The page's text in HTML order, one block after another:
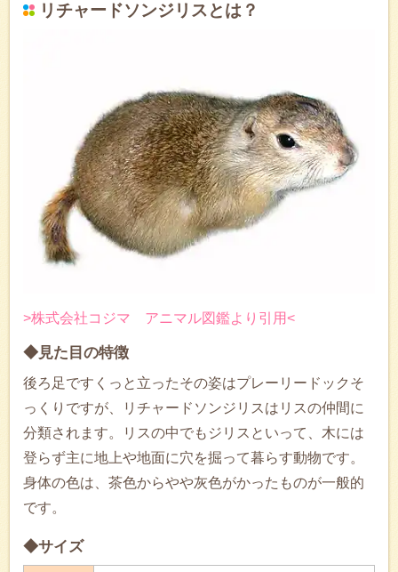
リチャードソンジリスとは？
>株式会社コジマ アニマル図鑑より引用<
◆見た目の特徴
後ろ足ですくっと立ったその姿はプレーリードックそ
っくりですが、リチャードソンジリスはリスの仲間に
分類されます。リスの中でもジリスといって、木には
登らず主に地上や地面に穴を掘って暮らす動物です。
身体の色は、茶色からやや灰色がかったものが一般的
です。
◆サイズ